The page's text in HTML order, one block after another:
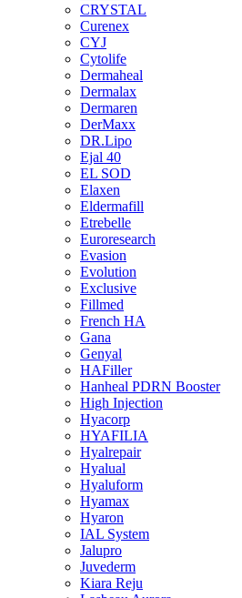
CRYSTAL
Curenex
CYJ
Cytolife
Dermaheal
Dermalax
Dermaren
DerMaxx
DR.Lipo
Ejal 40
EL SOD
Elaxen
Eldermafill
Etrebelle
Euroresearch
Evasion
Evolution
Exclusive
Fillmed
French HA
Gana
Genyal
HAFiller
Hanheal PDRN Booster
High Injection
Hyacorp
HYAFILIA
Hyalrepair
Hyalual
Hyaluform
Hyamax
Hyaron
IAL System
Jalupro
Juvederm
Kiara Reju